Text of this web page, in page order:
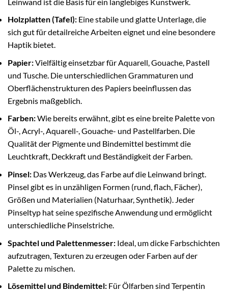
Holzplatten (Tafel): Eine stabile und glatte Unterlage, die
sich gut für detailreiche Arbeiten eignet und eine besondere
Haptik bietet.
Papier:Vielfältig einsetzbar für Aquarell, Gouache, Pastell
und Tusche. Die unterschiedlichen Grammaturen und
Oberflächenstrukturen des Papiers beeinflussen das
Ergebnis maßgeblich.
Farben:Wie bereits erwähnt, gibt es eine breite Palette von
Öl-, Acryl-, Aquarell-, Gouache- und Pastellfarben. Die
Qualität der Pigmente und Bindemittel bestimmt die
Leuchtkraft, Deckkraft und Beständigkeit der Farben.
Pinsel: Das Werkzeug, das Farbe auf die Leinwand bringt.
Pinsel gibt es in unzähligen Formen (rund, flach, Fächer),
Größen und Materialien (Naturhaar, Synthetik). Jeder
Pinseltyp hat seine spezifische Anwendung und ermöglicht
unterschiedliche Pinselstriche.
Spachtel und Palettenmesser: Ideal, um dicke Farbschichten
aufzutragen, Texturen zu erzeugen oder Farben auf der
Palette zu mischen.
Lösemittel und Bindemittel: Für Ölfarben sind Terpentin